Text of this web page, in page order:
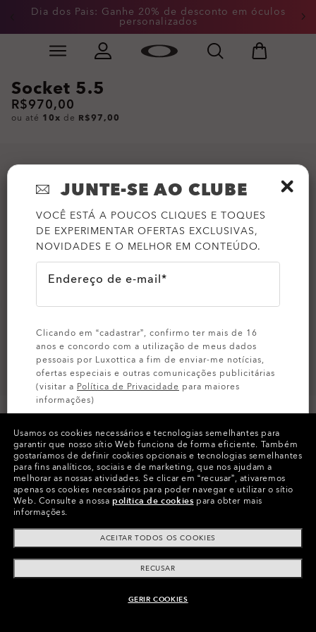
Skip to
Dia dos Pais: Ganhe 20% de desconto em óculos
personalizados
Slide 2 of 4. Dia dos Pais: Ganhe 20% de desconto
ADICIONAR AO CARRINHO
Socket 5.5
R$970,00
ou até 10x de R$97,00
Cores (10) ArmaçãoSatin Pewter
Tamanho: M (130mm)
Este tamanho serve à
maioria das pessoas.
VestibilidadeEstreito - Plaquetas Ajustáveis
Ver Guia Tamanhos
Usamos os cookies necessários e tecnologias semelhantes para
garantir que nosso sítio Web funciona de forma eficiente. Também
gostaríamos de definir cookies opcionais e tecnologias semelhantes
para fins analíticos, sociais e de marketing, que nos ajudam a
melhorar as nossas atividades. Se clicar em “recusar”, ativaremos
apenas os cookies necessários para poder navegar e utilizar o sítio
Web. Consulte a nossapolítica de cookies para obter mais
informações.
ACEITAR TODOS OS COOKIES
RECUSAR
GERIR COOKIES
JUNTE-SE AO CLUBE
VOCÊ ESTÁ A POUCOS CLIQUES E TOQUES
DE EXPERIMENTAR OFERTAS EXCLUSIVAS,
NOVIDADES E O MELHOR EM CONTEÚDO.
Endereço de e-mail*
Clicando em “cadastrar”, confirmo ter mais de 16
anos e concordo com a utilização de meus dados
pessoais por Luxottica a fim de enviar-me notícias,
ofertas especiais e outras comunicações publicitárias
(visitar a Política de Privacidade para maiores
informações)
INSCREVA-SE